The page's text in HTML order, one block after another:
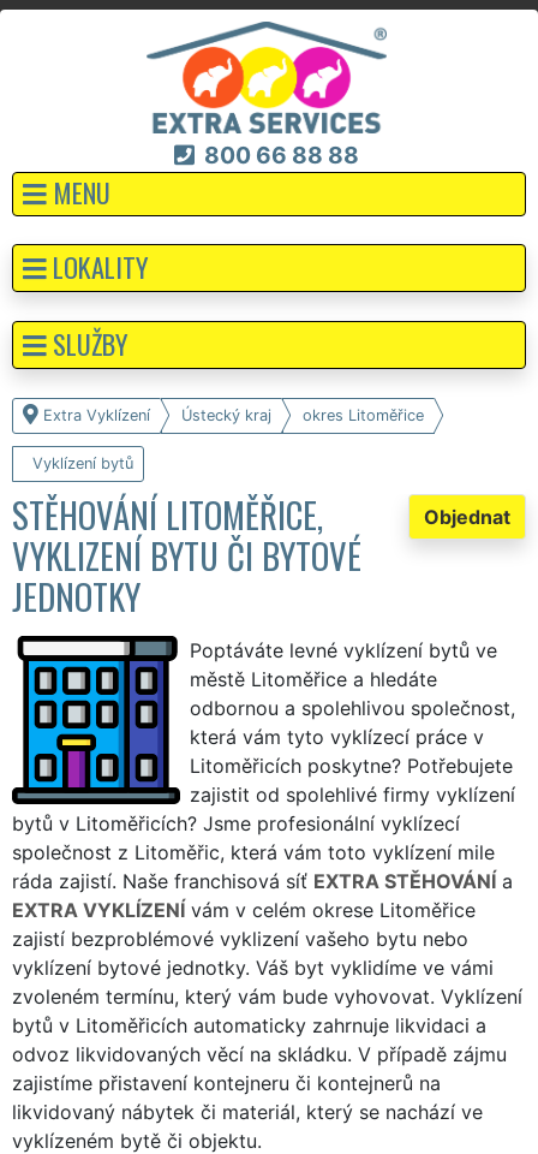
800 66 88 88
MENU
Extra Vyklízení Ústecký kraj okres Litoměřice
Vyklízení bytů
Objednat
STĚHOVÁNÍ LITOMĚŘICE,
VYKLIZENÍ BYTU ČI BYTOVÉ
JEDNOTKY
Poptáváte levné vyklízení bytů ve
městě Litoměřice a hledáte
odbornou a spolehlivou společnost,
která vám tyto vyklízecí práce v
Litoměřicích poskytne? Potřebujete
zajistit od spolehlivé firmy vyklízení
bytů v Litoměřicích? Jsme profesionální vyklízecí
společnost z Litoměřic, která vám toto vyklízení mile
ráda zajistí. Naše franchisová síť EXTRA STĚHOVÁNÍ a
EXTRA VYKLÍZENÍ vám v celém okrese Litoměřice
zajistí bezproblémové vyklizení vašeho bytu nebo
vyklízení bytové jednotky. Váš byt vyklidíme ve vámi
zvoleném termínu, který vám bude vyhovovat. Vyklízení
bytů v Litoměřicích automaticky zahrnuje likvidaci a
odvoz likvidovaných věcí na skládku. V případě zájmu
zajistíme přistavení kontejneru či kontejnerů na
likvidovaný nábytek či materiál, který se nachází ve
vyklízeném bytě či objektu.
LOKALITY
SLUŽBY